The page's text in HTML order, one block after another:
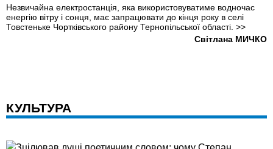
Незвичайна електростанція, яка використовуватиме водночас
енергію вітру і сонця, має запрацювати до кінця року в селі
Товстеньке Чортківського району Тернопільської області. >>
Світлана МИЧКО
КУЛЬТУРА